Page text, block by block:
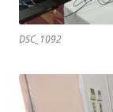
DSC_1092